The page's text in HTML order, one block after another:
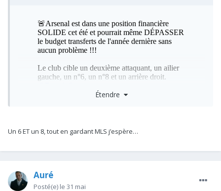
Voilà un tweet qui sait me redonner le sourire.
Étendre
Un 6 ET un 8, tout en gardant MLS j’espère…
Auré
Posté(e) le 31 mai